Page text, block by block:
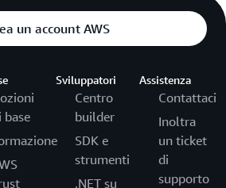
un account AWS
base
Sviluppatori
Centro
builder
SDK e
strumenti
.NET su
Assistenza
Contattaci
Inoltra
un ticket
di
supporto